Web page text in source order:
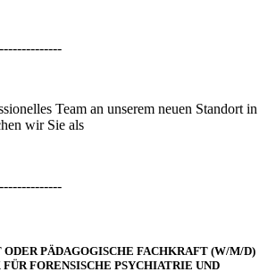
Team an unserem neuen Standort in
wir Sie als
PÄDAGOGISCHE FACHKRAFT (W/M/D)
FORENSISCHE PSYCHIATRIE UND